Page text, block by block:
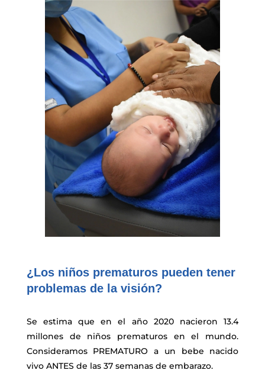
¿Los niños prematuros pueden tener
problemas de la visión?
Se estima que en el año 2020 nacieron 13.4
millones de niños prematuros en el mundo.
Consideramos PREMATURO a un bebe nacido
vivo ANTES de las 37 semanas de embarazo.